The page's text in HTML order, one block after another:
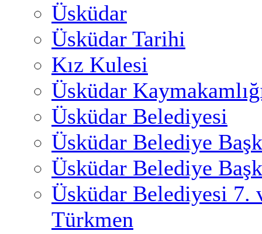
Üsküdar
Üsküdar Tarihi
Kız Kulesi
Üsküdar
Üsküdar Belediyesi
Üsküdar Belediye
Üsküdar Belediye
Üsküdar Belediyesi 7.
Türkmen